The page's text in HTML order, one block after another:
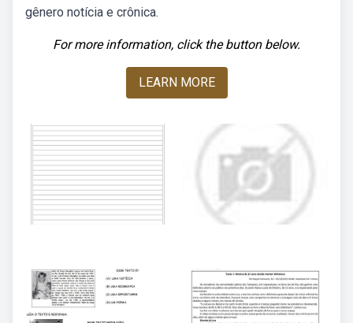
gênero notícia e crônica.
For more information, click the button below.
LEARN MORE